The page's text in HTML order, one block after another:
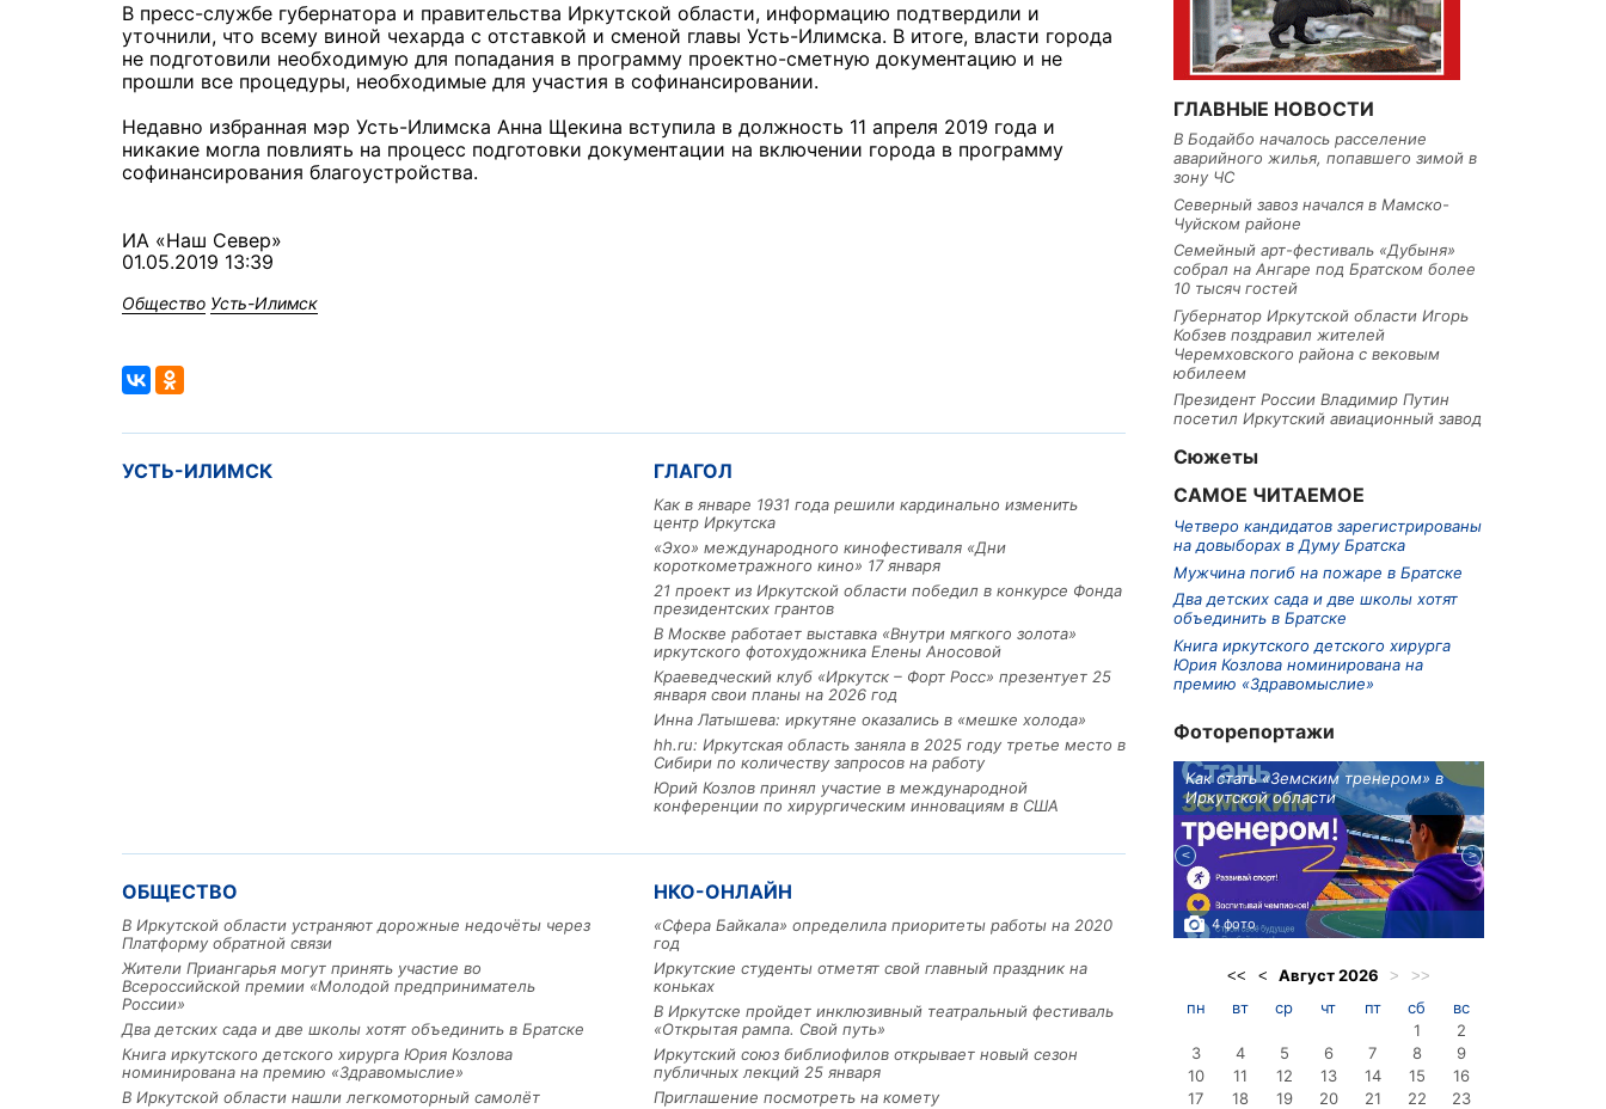
В пресс-службе губернатора и правительства Иркутской области, информацию подтвердили и
уточнили, что всему виной чехарда с отставкой и сменой главы Усть-Илимска. В итоге, власти города
не подготовили необходимую для попадания в программу проектно-сметную документацию и не
прошли все процедуры, необходимые для участия в софинансировании.
Недавно избранная мэр Усть-Илимска Анна Щекина вступила в должность 11 апреля 2019 года и
никакие могла повлиять на процесс подготовки документации на включении города в программу
софинансирования благоустройства.
ИА «Наш Север»
01.05.2019 13:39
Общество Усть-Илимск
УСТЬ-ИЛИМСК ГЛАГОЛ
Как в январе 1931 года решили кардинально изменить
центр Иркутска
«Эхо» международного кинофестиваля «Дни
короткометражного кино» 17 января
21 проект из Иркутской области победил в конкурсе Фонда
президентских грантов
В Москве работает выставка «Внутри мягкого золота»
иркутского фотохудожника Елены Аносовой
Краеведческий клуб «Иркутск – Форт Росс» презентует 25
января свои планы на 2026 год
Инна Латышева: иркутяне оказались в «мешке холода»
hh.ru: Иркутская область заняла в 2025 году третье место в
Сибири по количеству запросов на работу
Юрий Козлов принял участие в международной
конференции по хирургическим инновациям в США
ОБЩЕСТВО
В Иркутской области устраняют дорожные недочёты через
Платформу обратной связи
Жители Приангарья могут принять участие во
Всероссийской премии «Молодой предприниматель
России»
Два детских сада и две школы хотят объединить в Братске
Книга иркутского детского хирурга Юрия Козлова
номинирована на премию «Здравомыслие»
В Иркутской области нашли легкомоторный самолёт
НКО-ОНЛАЙН
«Сфера Байкала» определила приоритеты работы на 2020
год
Иркутские студенты отметят свой главный праздник на
коньках
В Иркутске пройдет инклюзивный театральный фестиваль
«Открытая рампа. Свой путь»
Иркутский союз библиофилов открывает новый сезон
публичных лекций 25 января
Приглашение посмотреть на комету
ГЛАВНЫЕ НОВОСТИ
В Бодайбо началось расселение
аварийного жилья, попавшего зимой в
зону ЧС
Северный завоз начался в Мамско-
Чуйском районе
Семейный арт-фестиваль «Дубыня»
собрал на Ангаре под Братском более
10 тысяч гостей
Губернатор Иркутской области Игорь
Кобзев поздравил жителей
Черемховского района с вековым
юбилеем
Президент России Владимир Путин
посетил Иркутский авиационный завод
Сюжеты
САМОЕ ЧИТАЕМОЕ
Четверо кандидатов зарегистрированы
на довыборах в Думу Братска
Мужчина погиб на пожаре в Братске
Два детских сада и две школы хотят
объединить в Братске
Книга иркутского детского хирурга
Юрия Козлова номинирована на
премию «Здравомыслие»
Фоторепортажи
Льготный заём в 9 миллионов
рублей получит
машиностроительное предприятие
3 фото
Как стать «Земским тренером» в
Иркутской области
4 фото
<< < Август2026 > >>
пн вт ср чт пт сб
вс
1
2
3
4 5 6 7 8
9
10
11 12 13 14 15
16
17
18 19 20 21 22 23